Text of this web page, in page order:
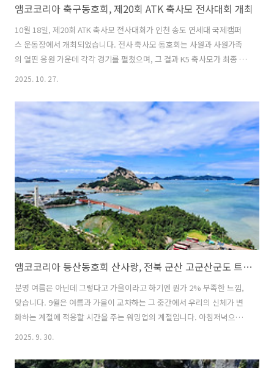
앰코코리아 축구동호회, 제20회 ATK 축사모 전사대회 개최
10월 18일, 제20회 ATK 축사모 전사대회가 인천 송도 연세대 국제캠퍼
스 운동장에서 개최되었습니다. 전사 축사모 동호회는 사원과 사원가족
의 열띤 응원 가운데 각각 경기를 펼쳤으며, 그 결과 K5 축사모가 최종 우
승을 거두었습니다. 또한, 추가로 진행된 시상식에서는 실버슈에 고객만
MVP에 환경안전물류부문 환경안전팀 오근형 사원이 선정되었습니다.열
정과 팀워크로 하나된 축사모 동호인들에게 박수를 보냅니다. 앞으로도
앰코코리아 축구동호회 축사모의 멋진 활약을 기대합니다! MVP 수상자
🏆 TEST 실버슈 : 고객만족부문 임태우 사원🏆 K4 페어플레이어 : 제조
부문 PM팀 조현익 책임🏆 K5 MVP : 환경안전물류부문 환경안전팀 오근
형 사원
2025. 10. 27.
앰코코리아 등산동호회 산사랑, 전북 군산 고군산군도 트래킹!
분명 여름은 아닌데 그렇다고 가을이라고 하기엔 뭔가 2% 부족한 느낌,
맞습니다. 9월은 여름과 가을이 교차하는 그 중간에서 우리의 신체가 변
화하는 계절에 적응할 시간을 주는 워밍업의 계절입니다. 아침저녁으로
제법 선선해진 기후는 야외 활동을 하기에 최적의 환경을 만들어줍니다.
있는데, 서쪽 지역은 비가 너무 자주 내리다 못해 폭우 피해가 있는 곳도
2025. 9. 30.